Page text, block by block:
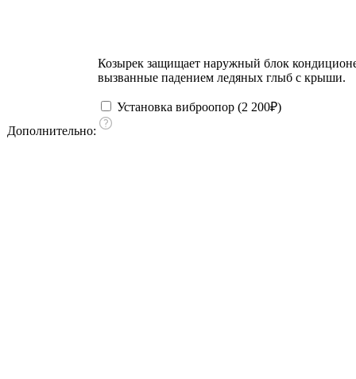
Дополнительно:
Козырек защищает наружный блок
вызванные падением ледяных глыб с крыши.
Установка виброопор (2 200₽)